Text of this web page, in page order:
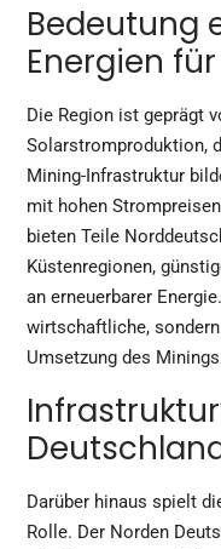
Bedeutung
Energien
Die Region ist geprägt
Solarstromproduktion,
Mining-Infrastruktur
mit hohen
bieten Teile
Küstenregionen,
an erneuerbarer
wirtschaftliche,
Umsetzung des
Darüber hinaus spielt
Rolle. Der Norden